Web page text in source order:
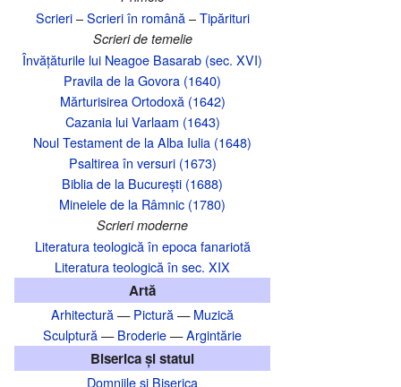
Scrieri–Scrieri în română–Tipărituri
Scrieri de temelie
Învățăturile lui Neagoe Basarab (sec. XVI)
Pravila de la Govora (1640)
Mărturisirea Ortodoxă (1642)
Cazania lui Varlaam (1643)
Noul Testament de la Alba Iulia (1648)
Psaltirea în versuri (1673)
Biblia de la București (1688)
Mineiele de la Râmnic (1780)
Scrieri moderne
Literatura teologică în epoca fanariotă
Literatura teologică în sec. XIX
Artă
Arhitectură—Pictură—Muzică
Sculptură—Broderie—Argintărie
Biserica și statul
Domniile și Biserica